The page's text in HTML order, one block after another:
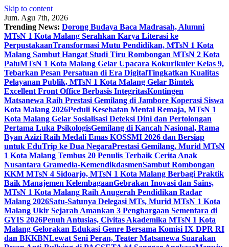
Skip to content
Jum. Agu 7th, 2026
Trending News: Dorong Budaya Baca Madrasah, Alumni
MTsN 1 Kota Malang Serahkan Karya Literasi ke
PerpustakaanTransformasi Mutu Pendidikan, MTsN 1 Kota
Malang Sambut Hangat Studi Tiru Rombongan MTsN 2 Kota
PaluMTsN 1 Kota Malang Gelar Upacara Kokurikuler Kelas 9,
Tebarkan Pesan Persatuan di Era DigitalTingkatkan Kualitas
Pelayanan Publik, MTsN 1 Kota Malang Gelar Bimtek
Excellent Front Office Berbasis IntegritasKontingen
Matsanewa Raih Prestasi Gemilang di Jambore Koperasi Siswa
Kota Malang 2026Peduli Kesehatan Mental Remaja, MTsN 1
Kota Malang Gelar Sosialisasi Deteksi Dini dan Pertolongan
Pertama Luka PsikologisGemilang di Kancah Nasional, Rama
Byan Azizi Raih Medali Emas KOSSMI 2026 dan Bersiap
untuk EduTrip ke Dua NegaraPrestasi Gemilang, Murid MTsN
1 Kota Malang Tembus 20 Penulis Terbaik Cerita Anak
Nusantara Gramedia-KemendikdasmenSambut Rombongan
KKM MTsN 4 Sidoarjo, MTsN 1 Kota Malang Berbagi Praktik
Baik Manajemen KelembagaanGebrakan Inovasi dan Sains,
MTsN 1 Kota Malang Raih Anugerah Pendidikan Radar
Malang 2026Satu-Satunya Delegasi MTs, Murid MTsN 1 Kota
Malang Ukir Sejarah Amankan 3 Penghargaan Sementara di
GYIS 2026Penuh Antusias, Civitas Akademika MTsN 1 Kota
Malang Gelorakan Edukasi Genre Bersama Komisi IX DPR RI
dan BKKBNLewat Seni Peran, Teater Matsanewa Suarakan